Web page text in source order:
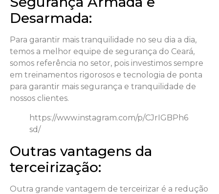
Desarmada:
Para garantir mais tranquilidade no seu dia a dia,
temos a melhor equipe de segurança do Ceará,
somos referência no setor, pois investimos sempre
em treinamentos rigorosos e tecnologia de ponta
para garantir mais segurança e tranquilidade de
nossos clientes.
https://www.instagram.com/p/CJrIGBPh6
sd/
Outras vantagens da
terceirização:
Outra grande vantagem de terceirizar é a redução